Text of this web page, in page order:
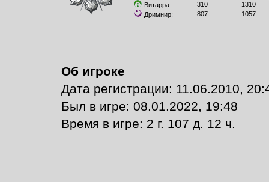
Витарра:
310
1310
Дримнир:
807 1057
Об игроке
Дата регистрации: 11.06.2010,
Был в игре: 08.01.2022, 19:48
Время в игре: 2 г. 107 д. 12 ч.